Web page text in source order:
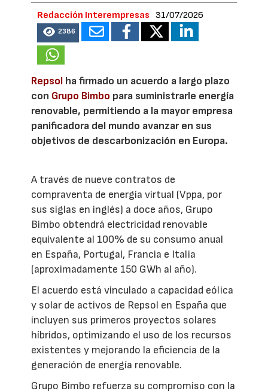
Redacción Interempresas 31/07/2026
2386
Repsol ha firmado un acuerdo a largo plazo
con Grupo Bimbo para suministrarle energía
renovable, permitiendo a la mayor empresa
panificadora del mundo avanzar en sus
objetivos de descarbonización en Europa.
A través de nueve contratos de
compraventa de energía virtual (Vppa, por
sus siglas en inglés) a doce años, Grupo
Bimbo obtendrá electricidad renovable
equivalente al 100% de su consumo anual
en España, Portugal, Francia e Italia
(aproximadamente 150 GWh al año).
El acuerdo está vinculado a capacidad eólica
y solar de activos de Repsol en España que
incluyen sus primeros proyectos solares
híbridos, optimizando el uso de los recursos
existentes y mejorando la eficiencia de la
generación de energía renovable.
Grupo Bimbo refuerza su compromiso con la